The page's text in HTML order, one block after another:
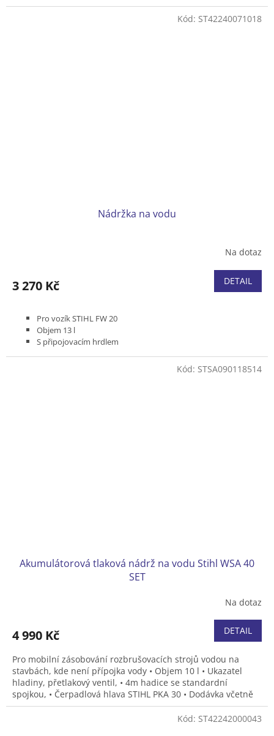
Nádržka na vodu
Na dotaz
3 270 Kč DETAIL
Pro vozík STIHL FW 20
Objem 13 l
S připojovacím hrdlem
Kód: ST42240071018
Akumulátorová tlaková nádrž na vodu Stihl WSA 40
SET
Na dotaz
4 990 Kč DETAIL
Pro mobilní zásobování rozbrušovacích strojů vodou na
stavbách, kde není přípojka vody • Objem 10 l • Ukazatel
hladiny, přetlakový ventil, • 4m hadice se standardní
spojkou, • Čerpadlová hlava STIHL PKA 30 • Dodávka včetně
akumulátoru STIHL AS 2 a nabíječky STIHL AL 1.
Kód: STSA090118514
Kód: ST42242000043